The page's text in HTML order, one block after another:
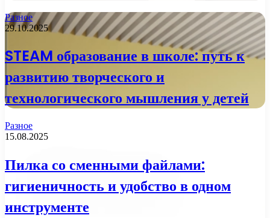
Разное
29.10.2025
STEAM образование в школе: путь к
развитию творческого и
технологического мышления у детей
Разное
15.08.2025
Пилка со сменными файлами:
гигиеничность и удобство в одном
инструменте